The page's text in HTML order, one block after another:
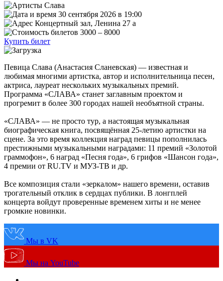
Слава
30 сентября 2026 в 19:00
Концертный зал, Ленина 27 а
3000 – 8000
Купить билет
Певица Слава (Анастасия Сланевская) — известная и
любимая многими артистка, автор и исполнительница песен,
актриса, лауреат нескольких музыкальных премий.
Программа «СЛАВА» станет заглавным проектом и
прогремит в более 300 городах нашей необъятной страны.
«СЛАВА» — не просто тур, а настоящая музыкальная
биографическая книга, посвящённая 25-летию артистки на
сцене. За это время коллекция наград певицы пополнилась
престижными музыкальными наградами: 11 премий «Золотой
граммофон», 6 наград «Песня года», 6 грифов «Шансон года»,
4 премии от RU.TV и МУЗ-ТВ и др.
Все композиция стали «зеркалом» нашего времени, оставив
трогательный отклик в сердцах публики. В лонгплей
концерта войдут проверенные временем хиты и не менее
громкие новинки.
Мы в VK
Мы на YouTube